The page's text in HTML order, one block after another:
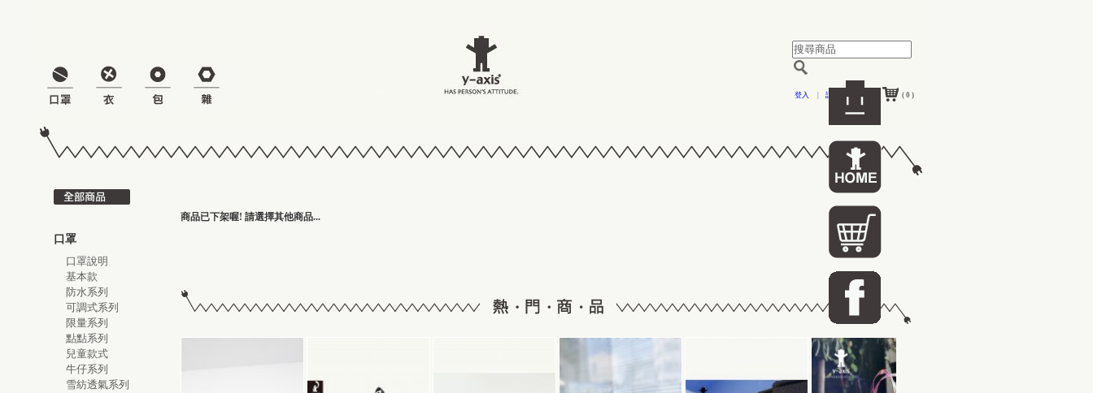
登入 註冊 ( 0 )
口罩
口罩說明
基本款
防水系列
可調式系列
限量系列
點點系列
兒童款式
牛仔系列
雪紡透氣系列
商品已下架喔! 請選擇其他商品...